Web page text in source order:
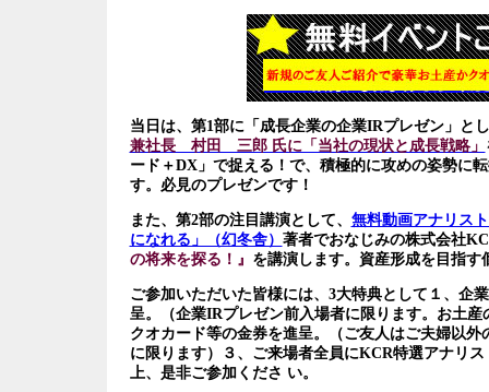
当日は、 第1部に「成長企業の企業IRプレゼン」と
兼社長 村田 三郎 氏に「当社の現状と成長戦略」
ード＋DX」で捉える！で、積極的に攻めの姿勢に
す。必見のプレゼンです！
また、 第2部の注目講演として、 無料動画アナリス
になれる」（幻冬舎） 著者でおなじみの株式会社
の将来を探る！』 を講演します。資産形成を目指す
ご参加いただいた皆様には、3大特典として１、企
呈。（企業IRプレゼン前入場者に限ります。お土
クオカード等の金券を進呈。（ご友人はご夫婦以外
に限ります）３、ご来場者全員にKCR特選アナリ
上、是非ご参加くださ い。